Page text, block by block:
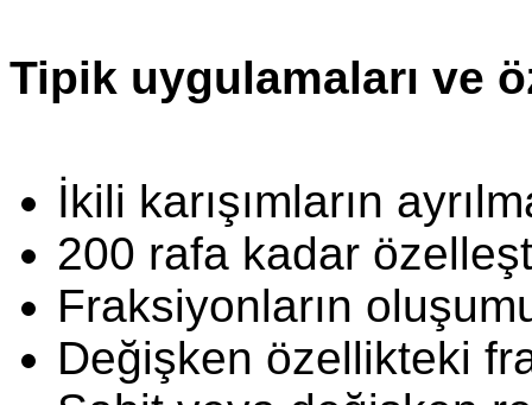
Tipik uygulamaları ve
İkili karışımların
200 rafa kadar
Fraksiyonların
Değişken özellikteki